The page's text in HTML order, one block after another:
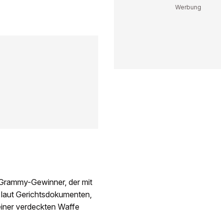
Gewinner, der mit
Gerichtsdokumenten,
verdeckten Waffe